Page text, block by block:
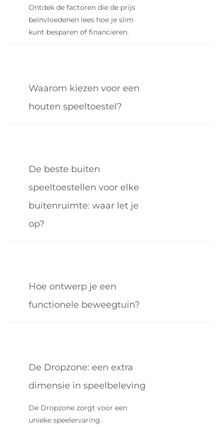
Ontdek de factoren die de prijs
beïnvloedenen lees hoe je slim
kunt besparen of financieren.
Waarom kiezen voor een
houten speeltoestel?
De beste buiten
speeltoestellen voor elke
buitenruimte: waar let je
op?
Hoe ontwerp je een
functionele beweegtuin?
De Dropzone: een extra
dimensie in speelbeleving
De Dropzone zorgt voor een
unieke speelervaring.